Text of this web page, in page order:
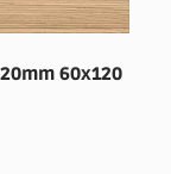
60x120